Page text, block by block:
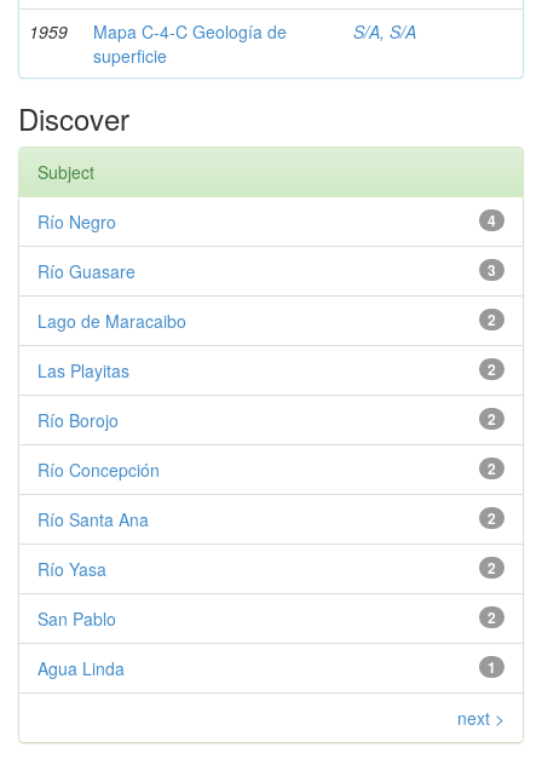
1959
Mapa C-4-C Geología de
superficie
S/A, S/A
Discover
Subject
4
Río Negro
3
Río Guasare
2
Lago de Maracaibo
2
Las Playitas
2
Río Borojo
2
Río Concepción
2
Río Santa Ana
2
Río Yasa
2
San Pablo
1
Agua Linda
next >